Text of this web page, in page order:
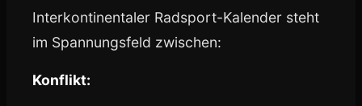
Interkontinentaler Radsport-Kalender steht
im Spannungsfeld zwischen:
Konflikt: